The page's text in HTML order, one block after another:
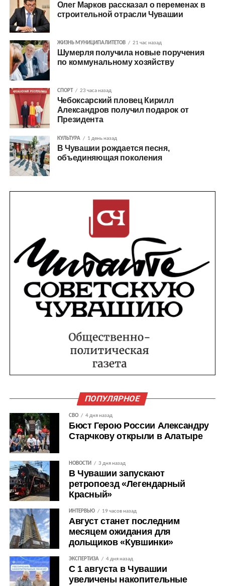
Олег Марков рассказал о переменах в
строительной отрасли Чувашии
ЖИЗНЬ МУНИЦИПАЛИТЕТОВ 21 час назад
Шумерля получила новые поручения
по коммунальному хозяйству
СПОРТ 23 часа назад
Чебоксарский пловец Кирилл
Александров получил подарок от
Президента
КУЛЬТУРА 1 день назад
В Чувашии рождается песня,
объединяющая поколения
ПОПУЛЯРНОЕ
СВО 4 дня назад
Бюст Герою России Александру
Старчкову открыли в Алатыре
НОВОСТИ 3 дня назад
В Чувашии запускают
ретропоезд «Легендарный
Красный»
ИНТЕРВЬЮ 19 часов назад
Август станет последним
месяцем ожидания для
дольщиков «Кувшинки»
ЭКСПЕРТИЗА 4 дня назад
С 1 августа в Чувашии
увеличены накопительные